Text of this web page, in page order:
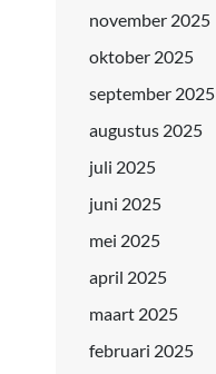
november 2025
oktober 2025
september 2025
augustus 2025
juli 2025
juni 2025
mei 2025
april 2025
maart 2025
februari 2025